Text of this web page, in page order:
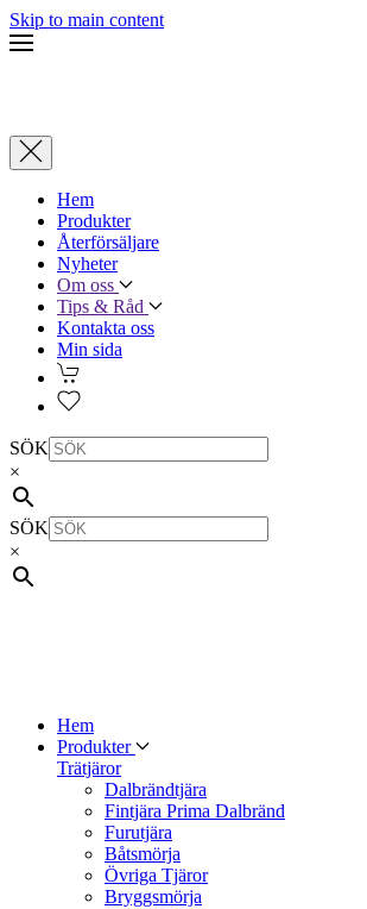
Skip to main content
Hem
Produkter
Återförsäljare
Nyheter
Om oss
Tips & Råd
Kontakta oss
Min sida
SÖK
×
SÖK
×
Hem
Produkter
Trätjäror
Dalbrändtjära
Fintjära Prima Dalbränd
Furutjära
Båtsmörja
Övriga Tjäror
Bryggsmörja